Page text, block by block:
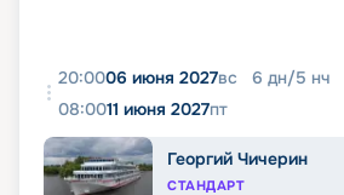
20:0006 июня 2027вс 6 дн/5 нч
08:0011 июня 2027пт
Георгий Чичерин
СТАНДАРТ